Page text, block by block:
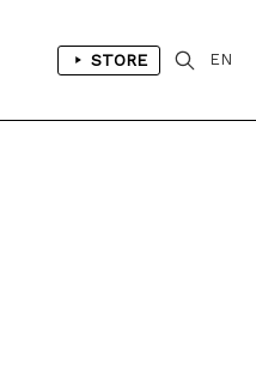
STORE EN